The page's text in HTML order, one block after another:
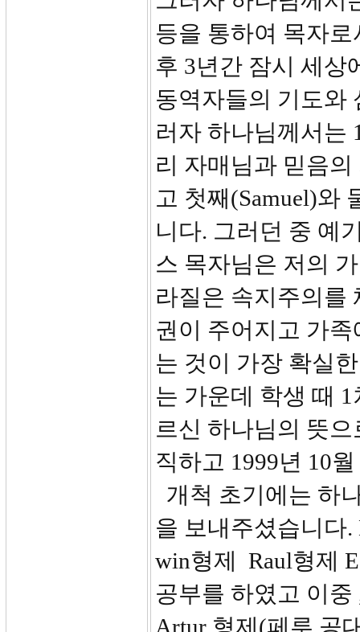
등을 통하여 목자
후 3년간 잠시 세상
동역자들의 기도와
러자 하나님께서는
리 자매님과 믿음
고 첫째(Samuel)와
니다. 그러던 중 예
스 목자님은 저의
라질은 속지주의를
권이 주어지고 가
는 것이 가장 확실
는 가운데 학생 때
르신 하나님의 뜻
직하고 1999년 10
개척 초기에는 하
을 보내주셨습니다
win형제 Raul형제
공부를 하였고 이
Artur 형제(페루.공